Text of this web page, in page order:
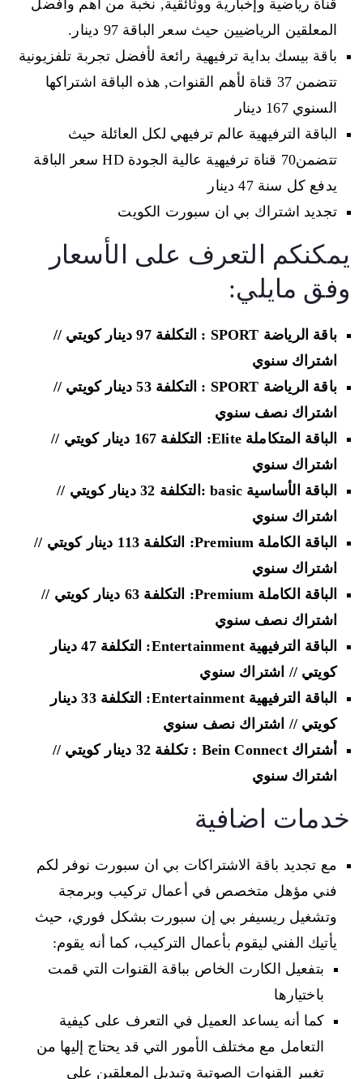
قناة رياضية وإخبارية ووثائقية, نخبة من أهم وأفضل
المعلقين الرياضيين حيث سعر الباقة 97 دينار.
باقة بيسك بداية ترفيهية رائعة لأفضل تجربة تلفزيونية
تتضمن 37 قناة لأهم القنوات, هذه الباقة اشتراكها
السنوي 167 دينار
الباقة الترفيهية عالم ترفيهي لكل العائلة حيث
تتضمن70 قناة ترفيهية عالية الجودة HD سعر الباقة
يدفع كل سنة 47 دينار
تجديد اشتراك بي ان سبورت الكويت
يمكنكم التعرف على الأسعار
وفق مايلي:
باقة الرياضة SPORT
: التكلفة 97 دينار كويتي //
اشتراك سنوي
باقة الرياضة SPORT
: التكلفة 53 دينار كويتي //
اشتراك نصف سنوي
الباقة المتكاملة Elite: التكلفة 167 دينار كويتي //
اشتراك سنوي
الباقة الأساسية basic
:التكلفة 32 دينار كويتي //
اشتراك سنوي
الباقة الكاملة Premium: التكلفة 113 دينار كويتي //
اشتراك سنوي
الباقة الكاملة Premium: التكلفة 63 دينار كويتي //
اشتراك نصف سنوي
الباقة الترفيهية Entertainment: التكلفة 47 دينار
كويتي // اشتراك سنوي
الباقة الترفيهية Entertainment: التكلفة 33 دينار
كويتي // اشتراك نصف سنوي
أشتراك Bein Connect : تكلفة 32 دينار كويتي //
اشتراك سنوي
خدمات اضافية
مع تجديد باقة الاشتراكات بي ان سبورت نوفر لكم
فني مؤهل متخصص في أعمال تركيب وبرمجة
وتشغيل ريسيفر بي إن سبورت بشكل فوري، حيث
يأتيك الفني ليقوم بأعمال التركيب، كما أنه يقوم:
بتفعيل الكارت الخاص بباقة القنوات التي قمت
باختيارها
كما أنه يساعد العميل في التعرف على كيفية
التعامل مع مختلف الأمور التي قد يحتاج إليها من
تغيير القنوات الصوتية وتبديل المعلقين على